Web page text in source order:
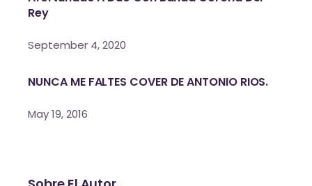
Rey
September 4, 2020
NUNCA ME FALTES COVER DE ANTONIO RIOS.
May 19, 2016